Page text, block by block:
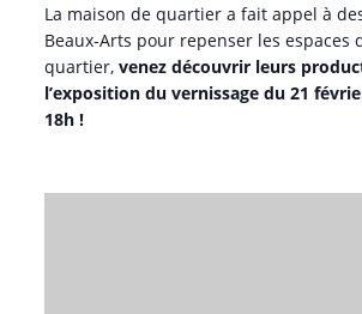
La maison de quartier a fait appel à
Beaux-Arts pour repenser les espaces
quartier,venez découvrir leurs
l’exposition du vernissage du 21
18h !